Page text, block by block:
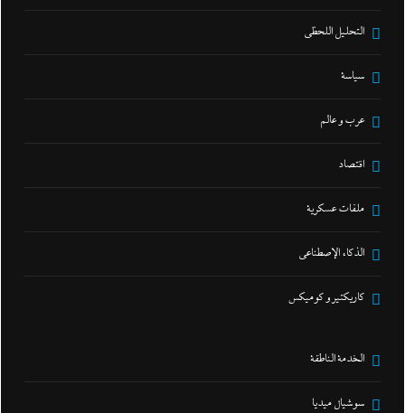
التحليل اللحظي
سياسة
عرب و عالم
اقتصاد
ملفات عسكرية
الذكاء الإصطناعي
كاريكتير و كوميكس
الخدمة الناطقة
سوشيال ميديا